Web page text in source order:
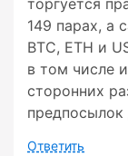
торгуется
149 парах, а
BTC, ETH и
в том числе
сторонних
предпосылок
Ответить